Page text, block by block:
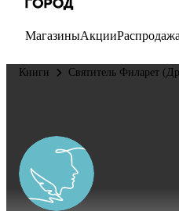
МагазиныАкцииРаспродажа
Книги Святитель Филарет